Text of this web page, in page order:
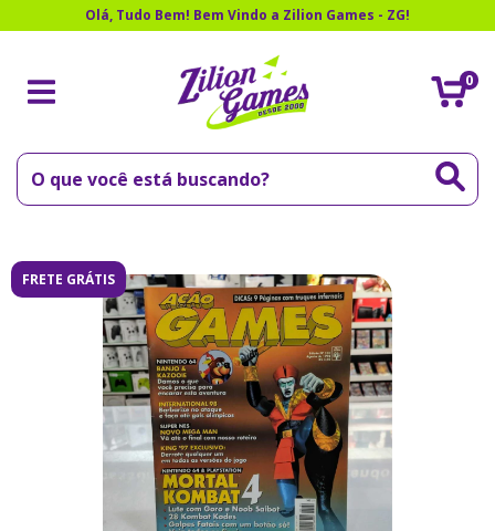
Olá, Tudo Bem! Bem Vindo a Zilion Games - ZG!
0
FRETE GRÁTIS